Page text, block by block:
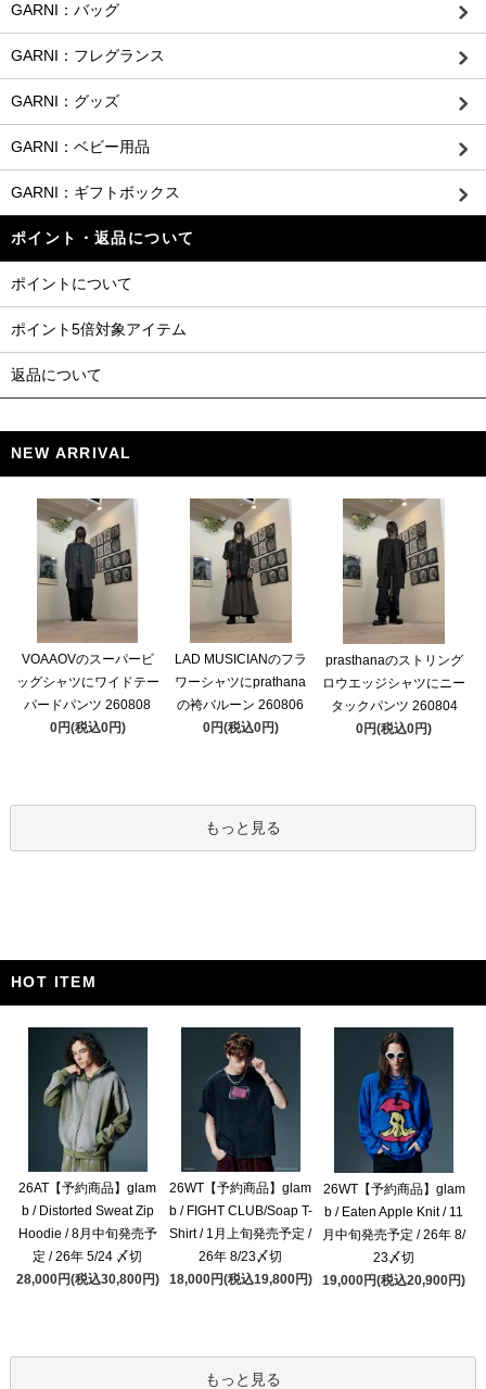
GARNI：バッグ
GARNI：フレグランス
GARNI：グッズ
GARNI：ベビー用品
GARNI：ギフトボックス
ポイント・返品について
ポイントについて
ポイント5倍対象アイテム
返品について
NEW ARRIVAL
VOAAOVのスーパービ
ッグシャツにワイドテー
パードパンツ 260808
0円(税込0円)
LAD MUSICIANのフラ
ワーシャツにprathana
の袴バルーン 260806
0円(税込0円)
prasthanaのストリング
ロウエッジシャツにニー
タックパンツ 260804
0円(税込0円)
もっと見る
HOT ITEM
26AT【予約商品】glam
b / Distorted Sweat Zip
Hoodie / 8月中旬発売予
定 / 26年 5/24 〆切
28,000円(税込30,800円)
26WT【予約商品】glam
b / FIGHT CLUB/Soap T-
Shirt / 1月上旬発売予定 /
26年 8/23〆切
18,000円(税込19,800円)
26WT【予約商品】glam
b / Eaten Apple Knit / 11
月中旬発売予定 / 26年 8/
23〆切
19,000円(税込20,900円)
もっと見る